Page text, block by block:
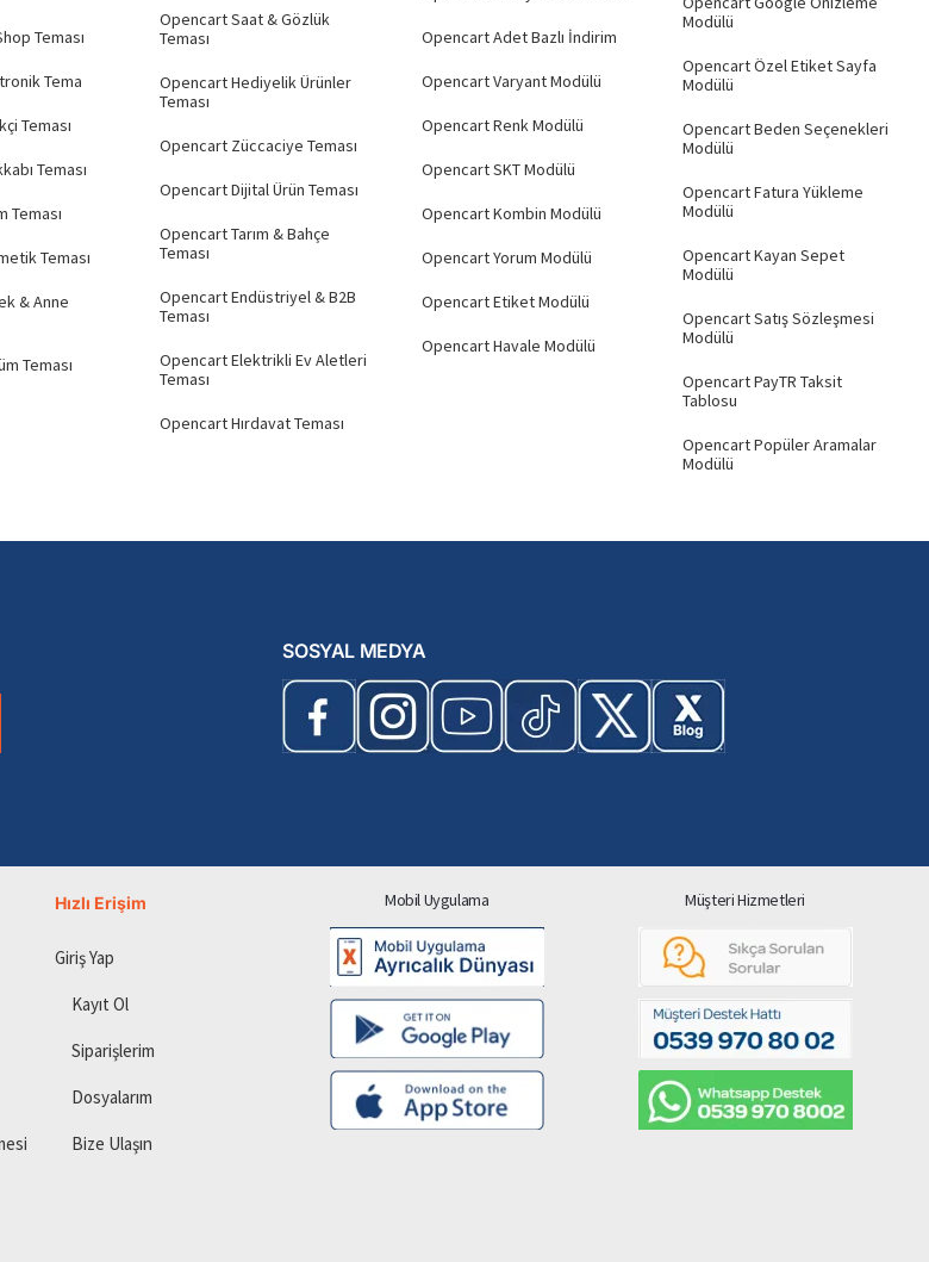
Teması
Tema
Teması
Teması
Teması
Teması
& Anne
Teması
Opencart Saat & Gözlük
Teması
Opencart Hediyelik Ürünler
Teması
Opencart Züccaciye Teması
Opencart Dijital Ürün Teması
Opencart Tarım & Bahçe
Teması
Opencart Endüstriyel & B2B
Teması
Opencart Elektrikli Ev Aletleri
Teması
Opencart Hırdavat Teması
Opencart Adet Bazlı İndirim
Opencart Varyant Modülü
Opencart Renk Modülü
Opencart SKT Modülü
Opencart Kombin Modülü
Opencart Yorum Modülü
Opencart Etiket Modülü
Opencart Havale Modülü
Modülü
Opencart Özel Etiket Sayfa
Modülü
Opencart Beden Seçenekleri
Modülü
Opencart Fatura Yükleme
Modülü
Opencart Kayan Sepet
Modülü
Opencart Satış Sözleşmesi
Modülü
Opencart PayTR Taksit
Tablosu
Opencart Popüler Aramalar
Modülü
SOSYAL MEDYA
Hızlı Erişim
Giriş Yap
Kayıt Ol
Siparişlerim
Dosyalarım
Bize Ulaşın
Mobil Uygulama Müşteri Hizmetleri